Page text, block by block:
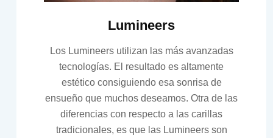
Lumineers
Los Lumineers utilizan las más avanzadas
tecnologías. El resultado es altamente
estético consiguiendo esa sonrisa de
ensueño que muchos deseamos. Otra de las
diferencias con respecto a las carillas
tradicionales, es que las Lumineers son